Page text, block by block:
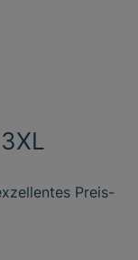
Preis-